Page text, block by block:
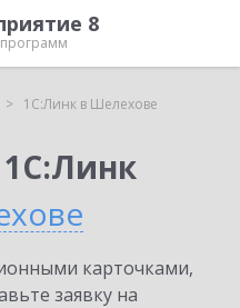
8
1С:Линк в Шелехове
1С:Линк
карточками,
заявку на